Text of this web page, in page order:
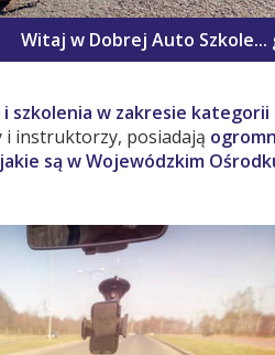
Witaj w Dobrej Auto Szkole...
szkolenia w zakresie kategorii
i instruktorzy, posiadają
są w Wojewódzkim